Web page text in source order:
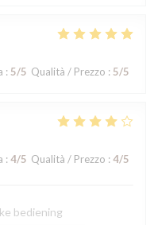
: 5/5 Qualità / Prezzo : 5/5
: 4/5 Qualità / Prezzo : 4/5
bediening